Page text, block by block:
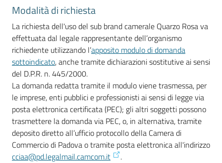
Impresa
Digitale
La
Camera
Modalità di richiesta
La richiesta dell'uso del sub brand camerale Quarzo Rosa va
effettuata dal legale rappresentante dell’organismo
richiedente utilizzando l’apposito modulo di domanda
sottoindicato, anche tramite dichiarazioni sostitutive ai sensi
del D.P.R. n. 445/2000.
La domanda redatta tramite il modulo viene trasmessa, per
le imprese, enti pubblici e professionisti ai sensi di legge via
posta elettronica certificata (PEC); gli altri soggetti possono
trasmettere la domanda via PEC, o, in alternativa, tramite
deposito diretto all’ufficio protocollo della Camera di
Commercio di Padova o tramite posta elettronica all'indirizzo
cciaa@pd.legalmail.camcom.it
.